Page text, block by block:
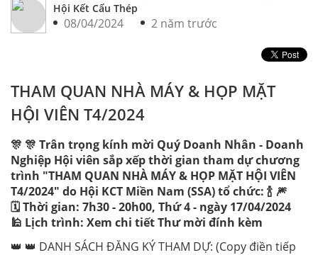
Hội Kết Cấu Thép
08/04/2024 2 năm trước
THAM QUAN NHÀ MÁY & HỌP MẶT
HỘI VIÊN T4/2024
🎊 🎊 Trân trọng kính mời Quý Doanh Nhân - Doanh
Nghiệp Hội viên sắp xếp thời gian tham dự chương
trình "THAM QUAN NHÀ MÁY & HỌP MẶT HỘI VIÊN
T4/2024" do Hội KCT Miền Nam (SSA) tổ chức: 🍾 🎆
🗓 Thời gian: 7h30 - 20h00, Thứ 4 - ngày 17/04/2024
🕌 Lịch trình: Xem chi tiết Thư mời đính kèm
👑 👑 DANH SÁCH ĐĂNG KÝ THAM DỰ: (Copy điền tiếp